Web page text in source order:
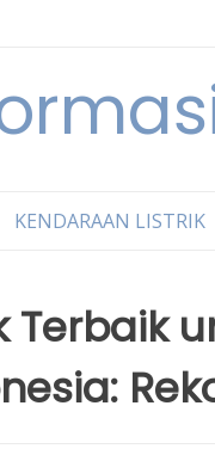
KENDARAAN LISTRIK
Terbaik